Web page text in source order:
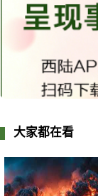
大家都在看